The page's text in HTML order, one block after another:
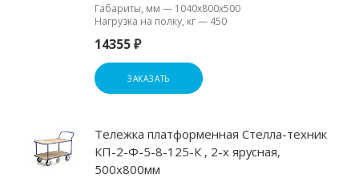
Габариты, мм — 1040х800х500
Нагрузка на полку, кг— 450
14355 ₽
ЗАКАЗАТЬ
Тележка платформенная Стелла-техник
КП-2-Ф-5-8-125-К , 2-х ярусная,
500х800мм